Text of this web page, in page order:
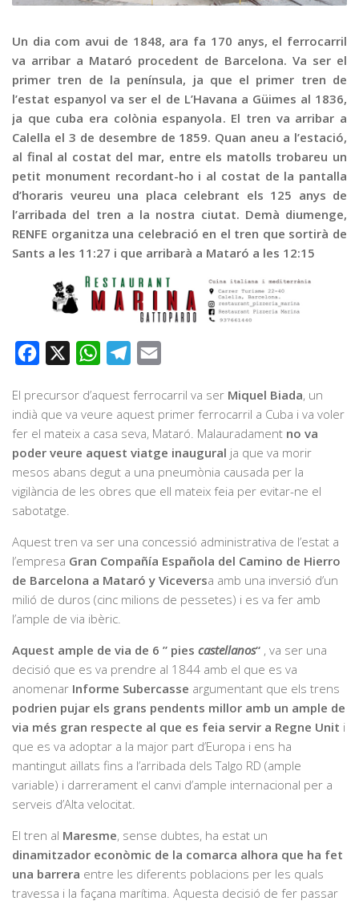
Contacte
Un dia com avui de 1848, ara fa 170 anys, el ferrocarril
va arribar a Mataró procedent de Barcelona. Va ser el
primer tren de la península, ja que el primer tren de
l’estat espanyol va ser el de L’Havana a Güimes al 1836,
ja que cuba era colònia espanyola. El tren va arribar a
Calella el 3 de desembre de 1859. Quan aneu a l’estació,
al final al costat del mar, entre els matolls trobareu un
petit monument recordant-ho i al costat de la pantalla
d’horaris veureu una placa celebrant els 125 anys de
l’arribada del tren a la nostra ciutat. Demà diumenge,
RENFE organitza una celebració en el tren que sortirà de
Sants a les 11:27 i que arribarà a Mataró a les 12:15
Facebook WhatsAppTelegram
El precursor d’aquest ferrocarril va ser Miquel Biada, un
indià que va veure aquest primer ferrocarril a Cuba i va voler
fer el mateix a casa seva, Mataró. Malauradament no va
poder veure aquest viatge inaugural ja que va morir
mesos abans degut a una pneumònia causada per la
vigilància de les obres que ell mateix feia per evitar-ne el
sabotatge.
Aquest tren va ser una concessió administrativa de l’estat a
l’empresa Gran Compañía Española del Camino de Hierro
de Barcelona a Mataró y Viceversa amb una inversió d’un
milió de duros (cinc milions de pessetes) i es va fer amb
l’ample de via ibèric.
Aquest ample de via de 6 ” pies castellanos“ , va ser una
decisió que es va prendre al 1844 amb el que es va
anomenar Informe Subercasse argumentant que els trens
podrien pujar els grans pendents millor amb un ample de
via més gran respecte al que es feia servir a Regne Unit i
que es va adoptar a la major part d’Europa i ens ha
mantingut aïllats fins a l’arribada dels Talgo RD (ample
variable) i darrerament el canvi d’ample internacional per a
serveis d’Alta velocitat.
El tren al Maresme, sense dubtes, ha estat un
dinamitzador econòmic de la comarca alhora que ha fet
una barrera entre les diferents poblacions per les quals
travessa i la façana marítima. Aquesta decisió de fer passar